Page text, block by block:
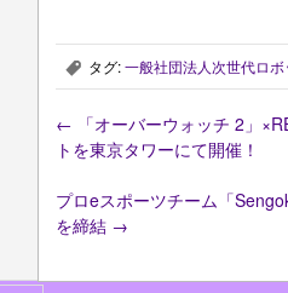
, タグ:一般社団法人次世代ロ
← 「オーバーウォッチ 2」
トを東京タワーにて開催！
プロeスポーツチーム「
を締結 →